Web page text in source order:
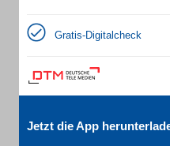
Gratis-Digitalcheck
Jetzt die App